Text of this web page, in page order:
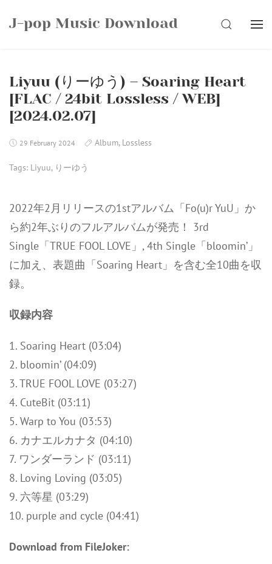
J-pop Music Download SEARCH
Liyuu (りーゆう) – Soaring Heart
[FLAC / 24bit Lossless / WEB]
[2024.02.07]
29 February 2024 Album, Lossless
Tags: Liyuu, りーゆう
2022年2月リリースの1stアルバム「Fo(u)r YuU」か
ら約2年ぶりのフルアルバムが発売！ 3rd
Single「TRUE FOOL LOVE」, 4th Single「bloomin’」
に加え、表題曲「Soaring Heart」を含む全10曲を収
録。
収録内容
1. Soaring Heart (03:04)
2. bloomin’ (04:09)
3. TRUE FOOL LOVE (03:27)
4. CuteBit (03:11)
5. Warp to You (03:53)
6. カナエルカナタ (04:10)
7. ワンダーランド (03:11)
8. Loving Loving (03:05)
9. 六等星 (03:29)
10. purple and cycle (04:41)
Download from FileJoker: